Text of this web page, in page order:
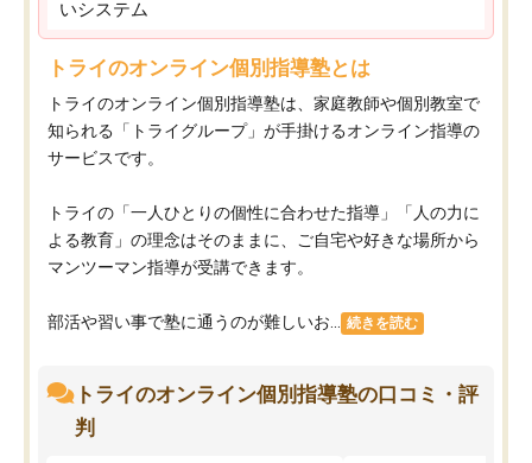
いシステム
トライのオンライン個別指導塾とは
トライのオンライン個別指導塾は、家庭教師や個別教室で
知られる「トライグループ」が手掛けるオンライン指導の
サービスです。
トライの「一人ひとりの個性に合わせた指導」「人の力に
よる教育」の理念はそのままに、ご自宅や好きな場所から
マンツーマン指導が受講できます。
部活や習い事で塾に通うのが難しいお... 続きを読む
トライのオンライン個別指導塾の口コミ・評
判